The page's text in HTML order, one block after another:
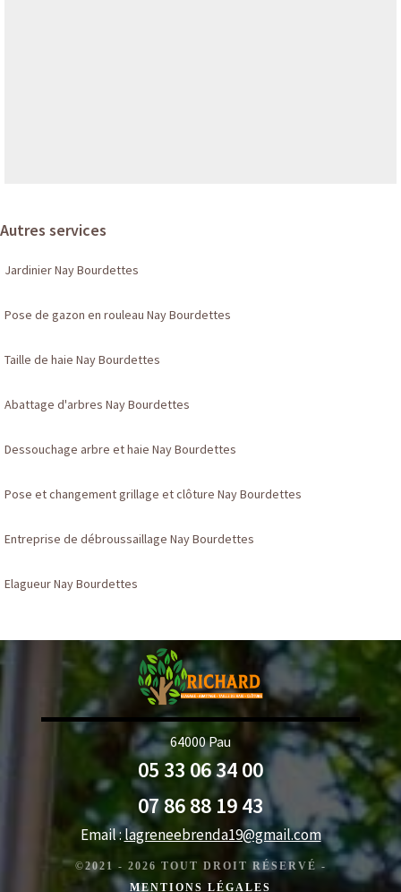
Autres services
Jardinier Nay Bourdettes
Pose de gazon en rouleau Nay Bourdettes
Taille de haie Nay Bourdettes
Abattage d'arbres Nay Bourdettes
Dessouchage arbre et haie Nay Bourdettes
Pose et changement grillage et clôture Nay Bourdettes
Entreprise de débroussaillage Nay Bourdettes
Elagueur Nay Bourdettes
64000 Pau
05 33 06 34 00
07 86 88 19 43
Email :lagreneebrenda19@gmail.com
©2021 - 2026 TOUT DROIT RÉSERVÉ -
MENTIONS LÉGALES